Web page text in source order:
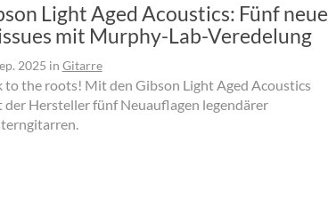
Light Aged Acoustics: Fünf neue
mit Murphy-Lab-Veredelung
2025 in Gitarre
to the roots! Mit den Gibson Light Aged Acoustics
der Hersteller fünf Neuauflagen legendärer